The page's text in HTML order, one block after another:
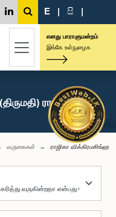
E | සි |
எனது பாராளுமன்றம்
இங்கே உள்நுழைக
ராஜிகா
வருகைகள் ராஜிகா விக்கிரமசிங்ஹ